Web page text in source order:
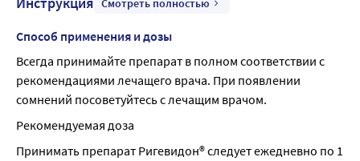
Способ применения и дозы
Всегда принимайте препарат в полном соответствии с
рекомендациями лечащего врача. При появлении
сомнений посоветуйтесь с лечащим врачом.
Рекомендуемая доза
Принимать препарат Ригевидон® следует ежедневно по 1